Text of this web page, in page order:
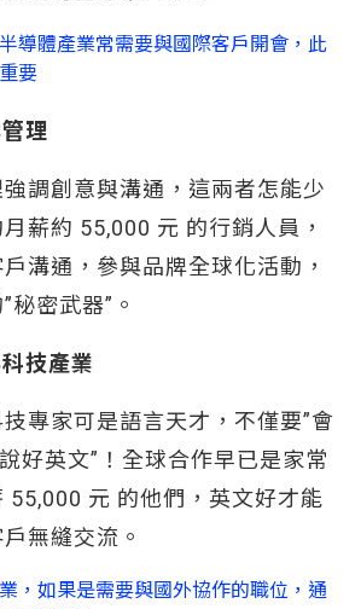
理
調創意與溝通，這兩者怎能少
薪約 55,000 元 的行銷人員，
溝通，參與品牌全球化活動，
秘密武器”。
技產業
專家可是語言天才，不僅要”會
好英文”！全球合作早已是家常
55,000 元 的他們，英文好才能
無縫交流。